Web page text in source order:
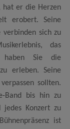
hat er die Herzen
erobert. Seine
verbinden sich zu
das
haben Sie die
erleben. Seine
sollten.
Band bis hin zu
jedes Konzert zu
ist